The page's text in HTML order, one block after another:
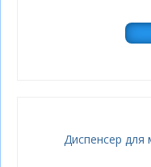
Диспенсер для